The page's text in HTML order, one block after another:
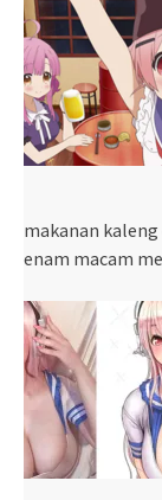
makanan kaleng
enam macam